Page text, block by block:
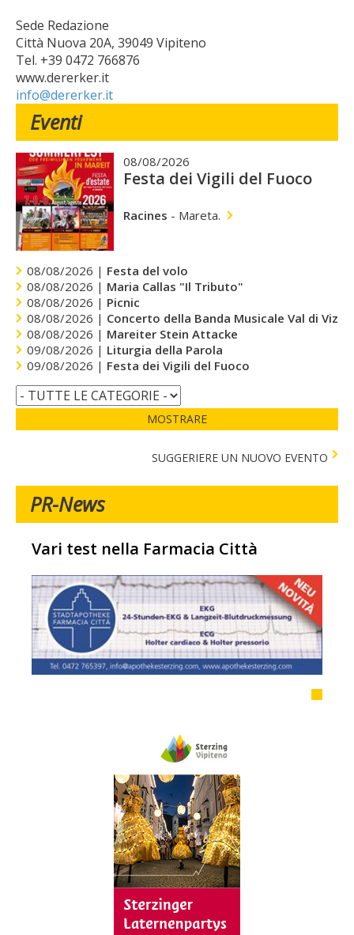
Sede Redazione
Città Nuova 20A, 39049 Vipiteno
Tel. +39 0472 766876
www.dererker.it
info@dererker.it
Eventi
08/08/2026
Festa dei Vigili del Fuoco
Racines - Mareta.
08/08/2026 | Festa del volo
08/08/2026 | Maria Callas "Il Tributo"
08/08/2026 | Picnic
08/08/2026 | Concerto della Banda Musicale Val di Vizze
08/08/2026 | Mareiter Stein Attacke
09/08/2026 | Liturgia della Parola
09/08/2026 | Festa dei Vigili del Fuoco
MOSTRARE
SUGGERIERE UN NUOVO EVENTO
PR-News
Vari test nella Farmacia Città